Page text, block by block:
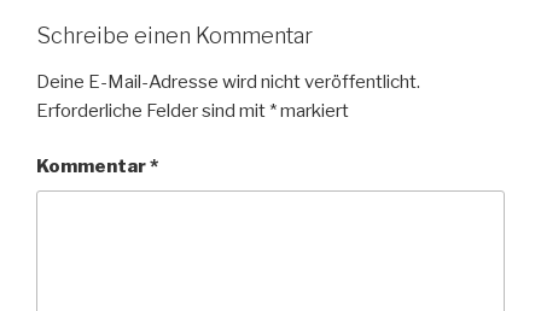
Schreibe einen Kommentar
Deine E-Mail-Adresse wird nicht veröffentlicht.
Erforderliche Felder sind mit *markiert
Kommentar*